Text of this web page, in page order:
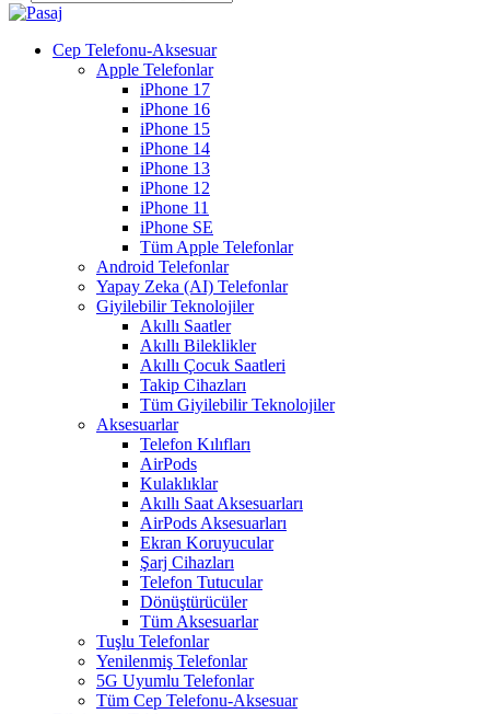
Cep Telefonu-Aksesuar
Apple Telefonlar
iPhone 17
iPhone 16
iPhone 15
iPhone 14
iPhone 13
iPhone 12
iPhone 11
iPhone SE
Tüm Apple Telefonlar
Android Telefonlar
Yapay Zeka (AI) Telefonlar
Giyilebilir Teknolojiler
Akıllı Saatler
Akıllı Bileklikler
Akıllı Çocuk Saatleri
Takip Cihazları
Tüm Giyilebilir Teknolojiler
Aksesuarlar
Telefon Kılıfları
AirPods
Kulaklıklar
Akıllı Saat Aksesuarları
AirPods Aksesuarları
Ekran Koruyucular
Şarj Cihazları
Telefon Tutucular
Dönüştürücüler
Tüm Aksesuarlar
Tuşlu Telefonlar
Yenilenmiş Telefonlar
5G Uyumlu Telefonlar
Tüm Cep Telefonu-Aksesuar